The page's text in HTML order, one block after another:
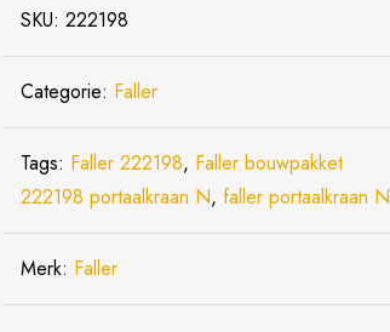
Portaalkraan
-
Schaal
SKU:222198
Categorie: Faller
Tags: Faller 222198, Faller bouwpakket
222198 portaalkraan N, faller portaalkraan N
Merk: Faller